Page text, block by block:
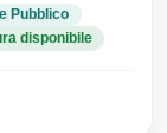
Pubblico
disponibile